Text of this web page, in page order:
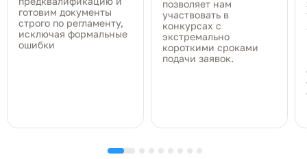
готовим документы
строго по регламенту,
исключая формальные
ошибки
позволяет нам
участвовать в
конкурсах с
экстремально
короткими сроками
подачи заявок.